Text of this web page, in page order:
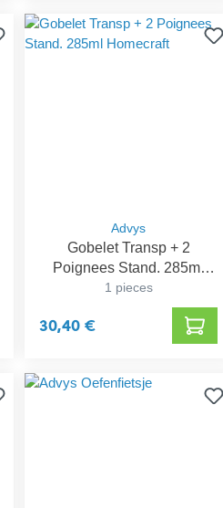
Advys
Gobelet Transp + 2
Poignees Stand. 285ml
Homecraft
1 pieces
30,40 €